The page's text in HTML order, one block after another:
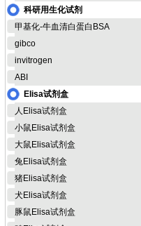
科研用生化试剂
甲基化-牛血清白蛋白BSA
gibco
invitrogen
ABI
Elisa试剂盒
人Elisa试剂盒
小鼠Elisa试剂盒
大鼠Elisa试剂盒
兔Elisa试剂盒
猪Elisa试剂盒
犬Elisa试剂盒
豚鼠Elisa试剂盒